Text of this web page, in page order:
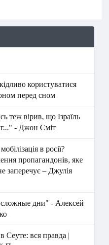
користуватися
перед сном
теж вірив, що Ізраїль
- Джон Сміт
в росії?
пропагандонів, яке
заперечує – Джулія
дни" - Алексей
Сеуте: вся правда |